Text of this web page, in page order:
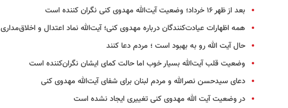
بعد از ظهر ۱۶ خرداد؛ وضعیت آیت‌الله مهدوی کنی نگران کننده است
همه اظهارات عیادت‌کنندگان درباره مهدوی کنی؛ آیت‌الله نماد اعتدال و اخلاق‌مداری
حال آیت الله رو به بهبود است ؛ مردم دعا کنند
وضعیت قلب آیت‌الله بسیار خوب اما حالت کمای ایشان نگران‌کننده است
دعای سیدحسن نصرالله و مردم لبنان برای شفای آیت‌الله مهدوی کنی
در وضعیت آیت الله مهدوی کنی تغییری ایجاد نشده است